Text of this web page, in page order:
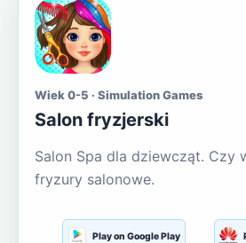
Wiek 0-5 · Simulation Games
Salon fryzjerski
Salon Spa dla dziewcząt. Czy
fryzury salonowe.
Play on Google Play